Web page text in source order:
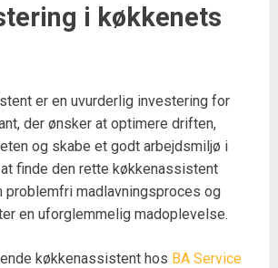
i køkkenets
er en uvurderlig investering for
der ønsker at optimere driften,
og skabe et godt arbejdsmiljø i
finde den rette køkkenassistent
problemfri madlavningsproces og
en uforglemmelig madoplevelse.
køkkenassistent hos BA Service